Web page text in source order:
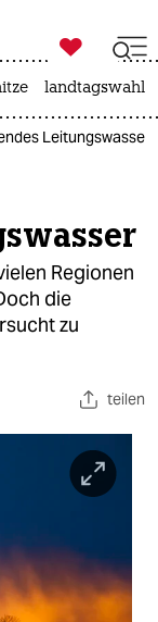

taz zahl ich
landtagswahl
Leitungswasser
Regionen
die
zu
teilen